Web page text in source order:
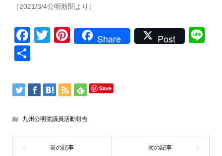
（2021/3/4公明新聞より）
Facebook
TwitterPinterest
Share Post
Save
九州公明党議員活動報告